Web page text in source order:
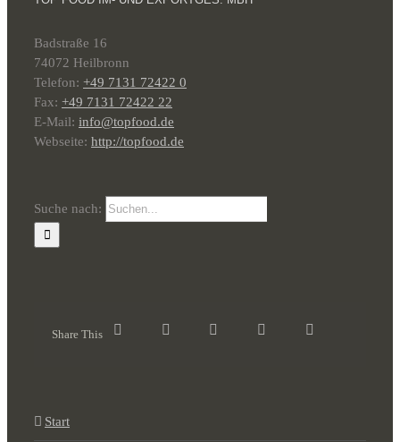
Badstraße 16
74072 Heilbronn
Telefon: +49 7131 72422 0
Fax: +49 7131 72422 22
E-Mail: info@topfood.de
Webseite: http://topfood.de
Suche nach:
Share This
Start